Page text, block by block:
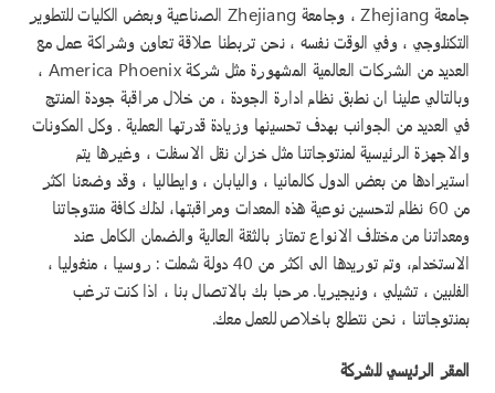
جامعة Zhejiang ، وجامعة Zhejiang الصناعية وبعض الكليات للتطوير
التكنلوجي ، وفي الوقت نفسه ، نحن تربطنا علاقة تعاون وشراكة عمل مع
العديد من الشركات العالمية المشهورة مثل شركة America Phoenix ،
وبالتالي علينا ان نطبق نظام ادارة الجودة ، من خلال مراقبة جودة المنتج
في العديد من الجوانب بهدف تحسينها وزيادة قدرتها العملية . وكل المكونات
والاجهزة الرئيسية لمنتوجاتنا مثل خزان نقل الاسفلت ، وغيرها يتم
استيرادها من بعض الدول كالمانيا ، واليابان ، وايطاليا ، وقد وضعنا اكثر
من 60 نظام لتحسين نوعية هذه المعدات ومراقبتها، لذلك كافة منتوجاتنا
ومعداتنا من مختلف الانواع تمتاز بالثقة العالية والضمان الكامل عند
الاستخدام، وتم توريدها الى اكثر من 40 دولة شملت : روسيا ، منغوليا ،
الفلبين ، تشيلي ، ونيجيريا. مرحبا بك بالاتصال بنا ، اذا كنت ترغب
بمنتوجاتنا ، نحن نتطلع باخلاص للعمل معك.
المقر الرئيسي للشركة